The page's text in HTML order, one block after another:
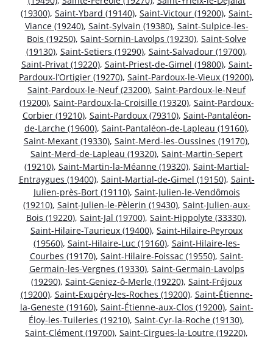
(19300), Saint-Ybard (19140), Saint-Victour (19200), Saint-
Viance (19240), Saint-Sylvain (19380), Saint-Sulpice-les-
Bois (19250), Saint-Sornin-Lavolps (19230), Saint-Solve
(19130), Saint-Setiers (19290), Saint-Salvadour (19700),
Saint-Privat (19220), Saint-Priest-de-Gimel (19800), Saint-
Pardoux-l’Ortigier (19270), Saint-Pardoux-le-Vieux (19200),
Saint-Pardoux-le-Neuf (23200), Saint-Pardoux-le-Neuf
(19200), Saint-Pardoux-la-Croisille (19320), Saint-Pardoux-
Corbier (19210), Saint-Pardoux (79310), Saint-Pantaléon-
de-Larche (19600), Saint-Pantaléon-de-Lapleau (19160),
Saint-Mexant (19330), Saint-Merd-les-Oussines (19170),
Saint-Merd-de-Lapleau (19320), Saint-Martin-Sepert
(19210), Saint-Martin-la-Méanne (19320), Saint-Martial-
Entraygues (19400), Saint-Martial-de-Gimel (19150), Saint-
Julien-près-Bort (19110), Saint-Julien-le-Vendômois
(19210), Saint-Julien-le-Pèlerin (19430), Saint-Julien-aux-
Bois (19220), Saint-Jal (19700), Saint-Hippolyte (33330),
Saint-Hilaire-Taurieux (19400), Saint-Hilaire-Peyroux
(19560), Saint-Hilaire-Luc (19160), Saint-Hilaire-les-
Courbes (19170), Saint-Hilaire-Foissac (19550), Saint-
Germain-les-Vergnes (19330), Saint-Germain-Lavolps
(19290), Saint-Geniez-ô-Merle (19220), Saint-Fréjoux
(19200), Saint-Exupéry-les-Roches (19200), Saint-Étienne-
la-Geneste (19160), Saint-Étienne-aux-Clos (19200), Saint-
Éloy-les-Tuileries (19210), Saint-Cyr-la-Roche (19130),
Saint-Clément (19700), Saint-Cirgues-la-Loutre (19220),